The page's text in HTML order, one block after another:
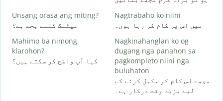
Unsang orasa ang miting?
میٹنگ کتنے بجے ہے؟
Nagtrabaho ko niini
میں اس پر کام کر رہا ہوں۔
Mahimo ba nimong
klarohon?
کیا آپ واضح کر سکتے ہیں؟
Nagkinahanglan ko og
dugang nga panahon sa
pagkompleto niini nga
buluhaton
مجھے اس کام کو مکمل کرنے کے
لیے مزید وقت درکار ہے۔